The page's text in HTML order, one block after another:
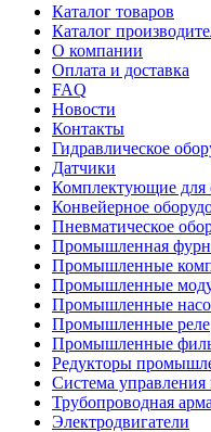
Каталог товаров
Каталог
О компании
Оплата и доставка
FAQ
Новости
Контакты
Гидравлическое
Датчики
Комплектующие для
Конвейерное
Пневматическое
Промышленная
Промышленные
Промышленные
Промышленные
Промышленные реле
Промышленные
Редукторы
Система управления
Трубопроводная
Электродвигатели